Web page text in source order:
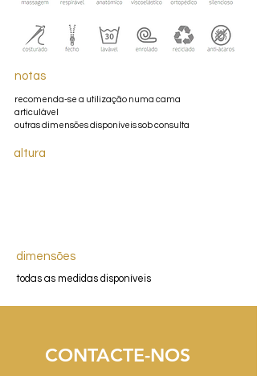
notas
recomenda-se a utilização numa cama
articulável
outras dimensões disponíveis sob consulta
altura
dimensões
todas as medidas disponíveis
CONTACTE-NOS